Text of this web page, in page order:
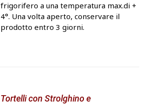
frigorifero a una temperatura max.di +
4°. Una volta aperto, conservare il
prodotto entro 3 giorni.
Tortelli con Strolghino e